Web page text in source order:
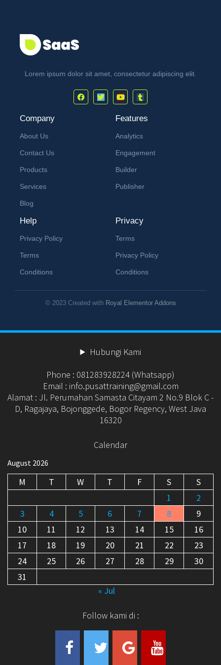
Lorem ipsum dolor sit amet, consectetur adipiscing elit.
Company
About Us
Contact Us
Products
Services
Blog
Features
Analytics
Engagement
Builder
Publisher
Help
Privacy Policy
Terms
Conditions
Privacy
Terms
Privacy Policy
Conditions
© 2023 Created with Royal Elementor Addons
Hubungi Kami
Phone : 081283928224 (Whatsapp)
Email : info.pusattraining@gmail.com
Alamat : Jl. Perumahan Samasta Citayam 2 No.9 Blok C -
D, Ragajaya, Bojonggede, Bogor Regency, West Java
16320
Calendar
August 2026
M T W T F S
S
1
2
3
4 5 6 7 8
9
10
11 12 13 14 15
16
17
18 19 20 21 22
23
24
25 26 27 28 29
30
31
« Jul
Follow kami di :